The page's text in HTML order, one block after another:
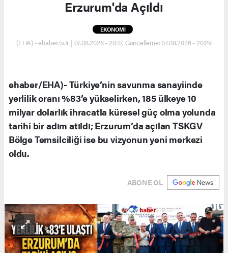
Erzurum'da Açıldı
EKONOMİ
(EHA) - ehaber.tv.tr | 07.08.2026 - 20:17, Güncelleme: 07.08.2026 - 20:29
ehaber/EHA)- Türkiye’nin savunma sanayiinde
yerlilik oranı %83’e yükselirken, 185 ülkeye 10
milyar dolarlık ihracatla küresel güç olma yolunda
tarihi bir adım atıldı; Erzurum’da açılan TSKGV
Bölge Temsilciliği ise bu vizyonun yeni merkezi
oldu.
ABONE OL